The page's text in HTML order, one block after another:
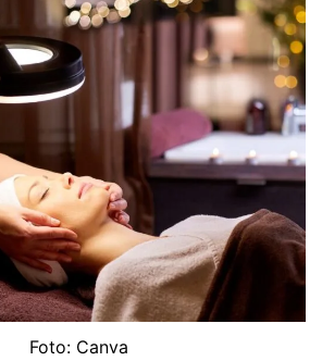
Foto: Canva